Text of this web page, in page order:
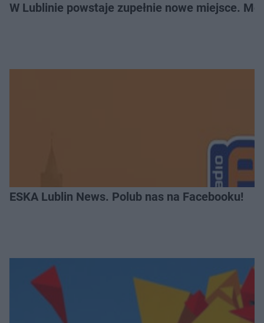
W Lublinie powstaje zupełnie nowe miejsce.
ESKA Lublin News. Polub nas na Facebooku!